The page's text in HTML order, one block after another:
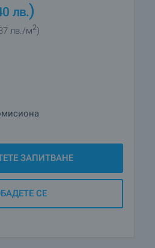
лв.)
лв./м2)
ЗАПИТВАНЕ
СЕ